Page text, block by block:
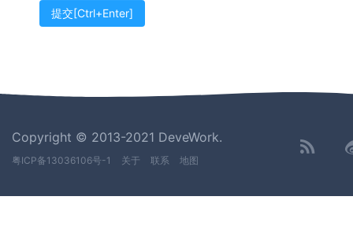
Copyright © 2013-2021 DeveWork.
粤ICP备13036106号-1 关于 联系 地图